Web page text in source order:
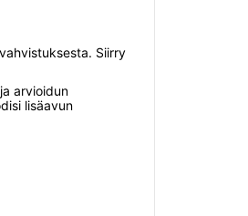
Siirry
arvioidun
lisäavun